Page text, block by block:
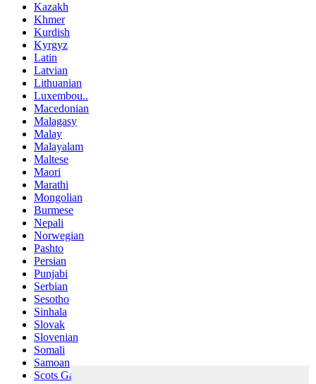
Kazakh
Khmer
Kurdish
Kyrgyz
Latin
Latvian
Lithuanian
Luxembou..
Macedonian
Malagasy
Malay
Malayalam
Maltese
Maori
Marathi
Mongolian
Burmese
Nepali
Norwegian
Pashto
Persian
Punjabi
Serbian
Sesotho
Sinhala
Slovak
Slovenian
Somali
Samoan
Scots Gaelic